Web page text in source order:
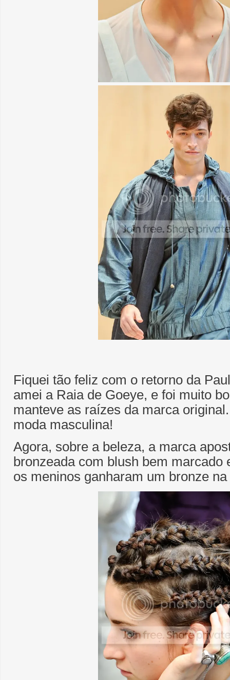
Fiquei tão feliz com o retorno da
amei a Raia de Goeye, e foi muito
manteve as raízes da marca
moda masculina!
Agora, sobre a beleza, a marca
bronzeada com blush bem marcado
os meninos ganharam um bronze